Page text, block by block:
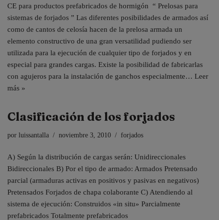
CE para productos prefabricados de hormigón “ Prelosas para
sistemas de forjados ” Las diferentes posibilidades de armados así
como de cantos de celosía hacen de la prelosa armada un
elemento constructivo de una gran versatilidad pudiendo ser
utilizada para la ejecución de cualquier tipo de forjados y en
especial para grandes cargas. Existe la posibilidad de fabricarlas
con agujeros para la instalación de ganchos especialmente… Leer
más »
Clasificación de los forjados
por luissantalla noviembre 3, 2010 forjados
A) Según la distribución de cargas serán: Unidireccionales
Bidireccionales B) Por el tipo de armado: Armados Pretensado
parcial (armaduras activas en positivos y pasivas en negativos)
Pretensados Forjados de chapa colaborante C) Atendiendo al
sistema de ejecución: Construidos «in situ» Parcialmente
prefabricados Totalmente prefabricados